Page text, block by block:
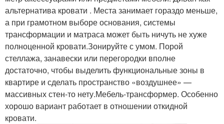
альтернатива кровати . Места занимает гораздо меньше,
а при грамотном выборе основания, системы
трансформации и матраса может быть ничуть не хуже
полноценной кровати.Зонируйте с умом. Порой
стеллажа, занавески или перегородки вполне
достаточно, чтобы выделить функциональные зоны в
квартире и сделать пространство «воздушнее» —
массивных стен-то нету.Мебель-трансформер. Особенно
хорошо вариант работает в отношении откидной
кровати.